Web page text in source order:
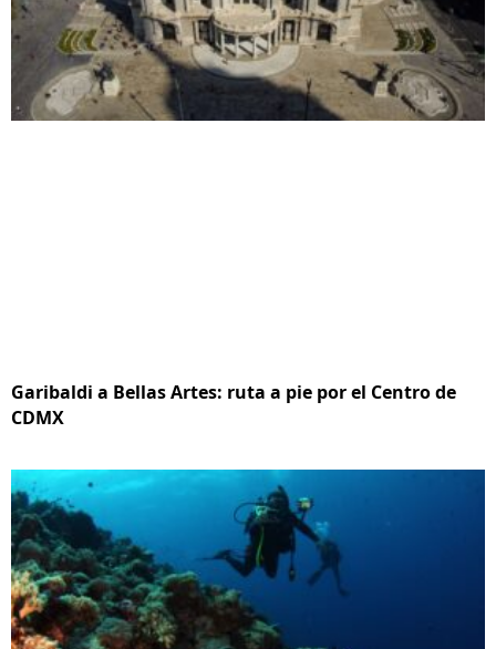
Garibaldi a Bellas Artes: ruta a pie por el Centro de
CDMX